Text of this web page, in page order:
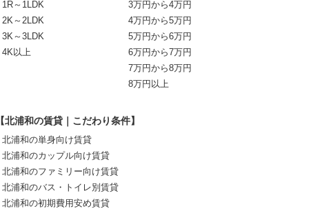
1R～1LDK
2K～2LDK
3K～3LDK
4K以上
3万円から4万円
4万円から5万円
5万円から6万円
6万円から7万円
7万円から8万円
8万円以上
【北浦和の賃貸｜こだわり条件】
北浦和の単身向け賃貸
北浦和のカップル向け賃貸
北浦和のファミリー向け賃貸
北浦和のバス・トイレ別賃貸
北浦和の初期費用安め賃貸